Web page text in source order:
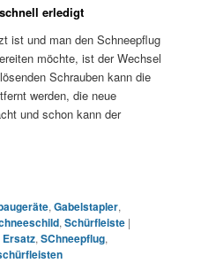
erledigt
ist und man den Schneepflug
möchte, ist der Wechsel
Schrauben kann die
werden, die neue
und schon kann der
,Gabelstapler,
,Schürfleiste |
Ersatz,SChneepflug,